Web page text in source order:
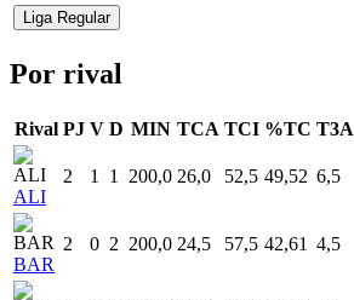
Liga Regular
Por rival
Rival PJ V D MIN TCA TCI %TC T3A
ALI
2 1 1 200,0 26,0 52,5 49,52 6,5
BAR
2 0 2 200,0 24,5 57,5 42,61 4,5